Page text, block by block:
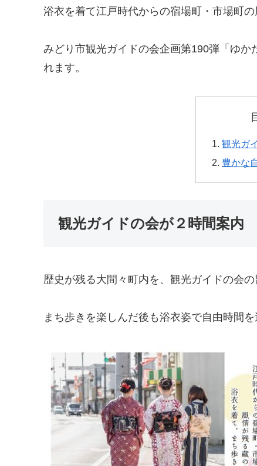
浴衣を着て江戸時代からの宿場町・市場町
みどり市観光ガイドの会企画第190弾「ゆ
れます。
観光ガ
豊かな
観光ガイドの会が２時間案内
歴史が残る大間々町内を、観光ガイドの会
まち歩きを楽しんだ後も浴衣姿で自由時間を